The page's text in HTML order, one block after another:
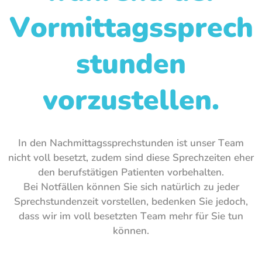
Vormittagssprech
stunden
vorzustellen.
In den Nachmittagssprechstunden ist unser Team
nicht voll besetzt, zudem sind diese Sprechzeiten eher
den berufstätigen Patienten vorbehalten.
Bei Notfällen können Sie sich natürlich zu jeder
Sprechstundenzeit vorstellen, bedenken Sie jedoch,
dass wir im voll besetzten Team mehr für Sie tun
können.